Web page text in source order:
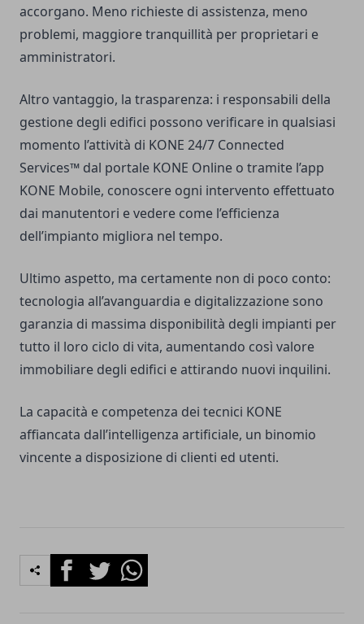
accorgano. Meno richieste di assistenza, meno
problemi, maggiore tranquillità per proprietari e
amministratori.
Altro vantaggio, la trasparenza: i responsabili della
gestione degli edifici possono verificare in qualsiasi
momento l’attività di KONE 24/7 Connected
Services™ dal portale KONE Online o tramite l’app
KONE Mobile, conoscere ogni intervento effettuato
dai manutentori e vedere come l’efficienza
dell’impianto migliora nel tempo.
Ultimo aspetto, ma certamente non di poco conto:
tecnologia all’avanguardia e digitalizzazione sono
garanzia di massima disponibilità degli impianti per
tutto il loro ciclo di vita, aumentando così valore
immobiliare degli edifici e attirando nuovi inquilini.
La capacità e competenza dei tecnici KONE
affiancata dall’intelligenza artificiale, un binomio
vincente a disposizione di clienti ed utenti.
FacebookTwitterWhatsapp